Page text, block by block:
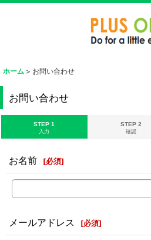
ホーム > お問い合わせ
お問い合わせ
STEP 1
入力
STEP 2
確認
お名前 [必須]
メールアドレス [必須]